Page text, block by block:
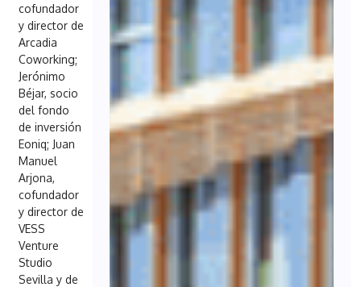
cofundador
y director de
Arcadia
Coworking;
Jerónimo
Béjar, socio
del fondo
de inversión
Eoniq; Juan
Manuel
Arjona,
cofundador
y director de
VESS
Venture
Studio
Sevilla y de